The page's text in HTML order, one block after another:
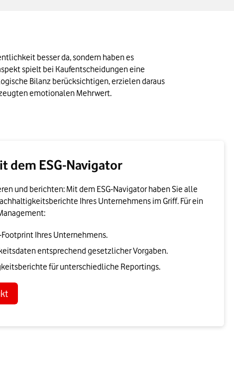
besser da, sondern haben es
spielt bei Kaufentscheidungen eine
Bilanz berücksichtigen, erzielen daraus
emotionalen Mehrwert.
dem ESG-Navigator
und berichten: Mit dem ESG-Navigator haben Sie alle
Ihres Unternehmens im Griff. Für ein
Ihres Unternehmens.
entsprechend gesetzlicher Vorgaben.
für unterschiedliche Reportings.